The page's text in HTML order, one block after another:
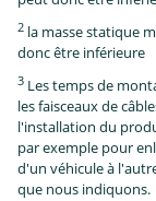
2 la masse statique
donc être inférieure
3 Les temps de
les faisceaux de
l'installation du
par exemple pour
d'un véhicule à
que nous indiquons.